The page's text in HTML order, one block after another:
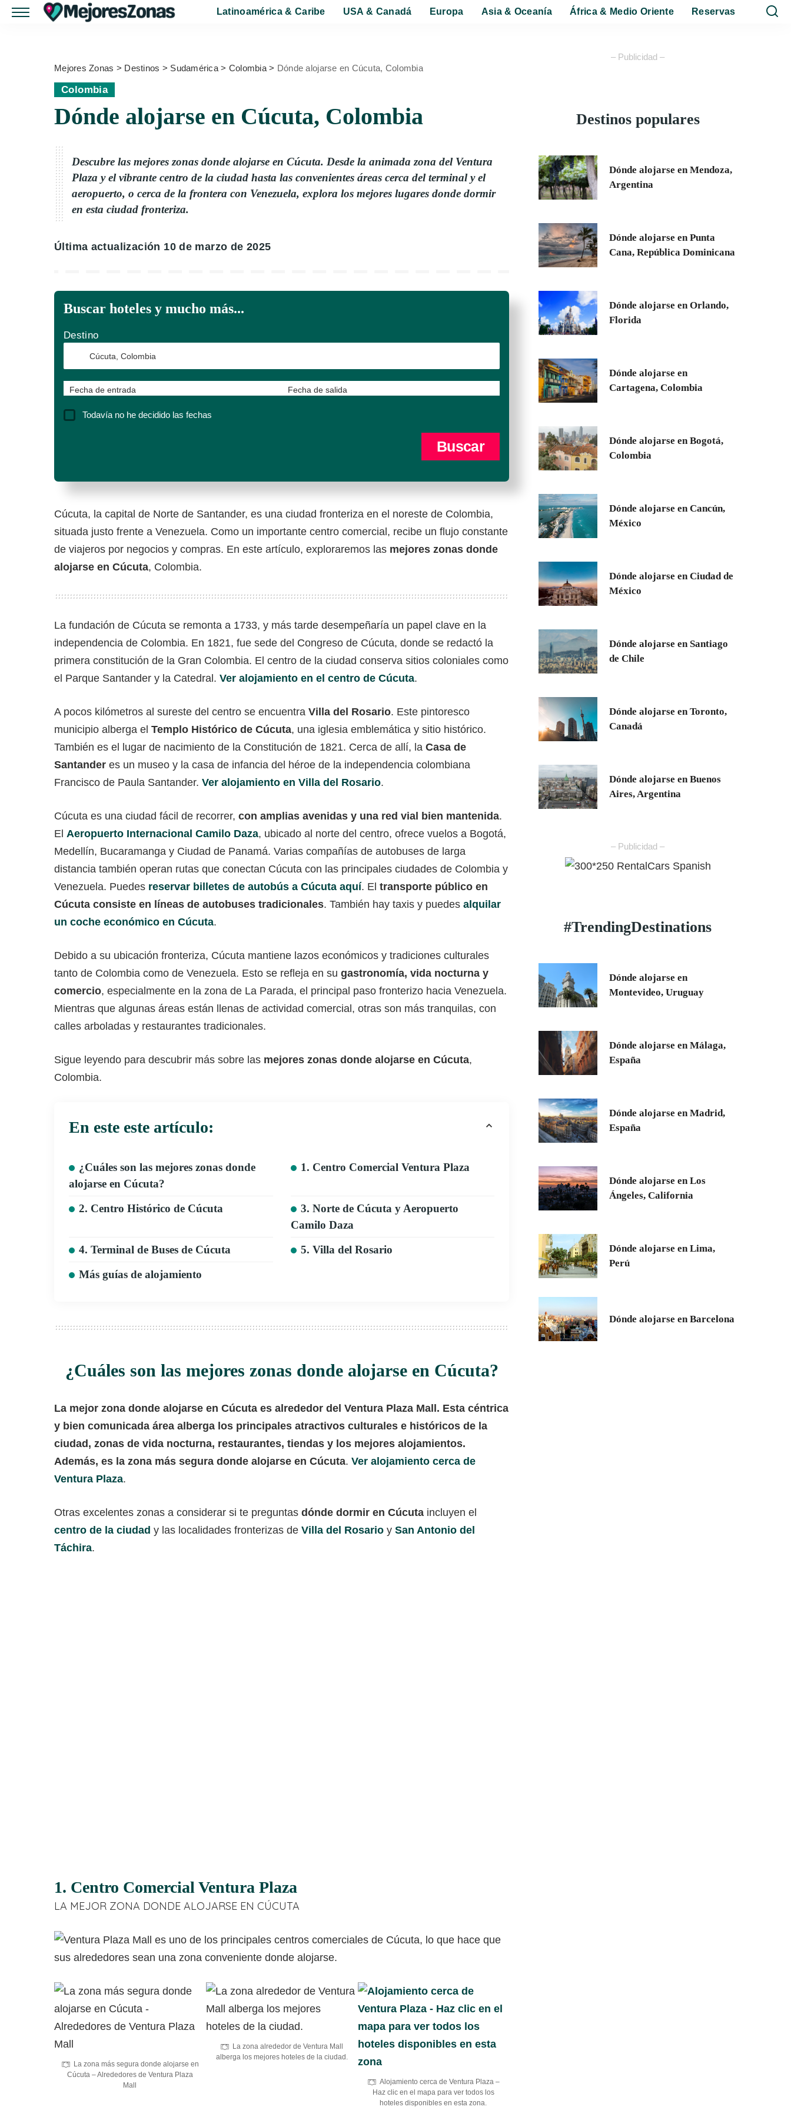
Latinoamérica & Caribe USA & Canadá Europa Asia & Oceanía África & Medio Oriente Reservas
Mejores Zonas > Destinos > Sudamérica > Colombia > Dónde alojarse en Cúcuta, Colombia
Colombia
Dónde alojarse en Cúcuta, Colombia
Descubre las mejores zonas donde alojarse en Cúcuta. Desde la animada zona del Ventura
Plaza y el vibrante centro de la ciudad hasta las convenientes áreas cerca del terminal y el
aeropuerto, o cerca de la frontera con Venezuela, explora los mejores lugares donde dormir
en esta ciudad fronteriza.
Última actualización 10 de marzo de 2025
Buscar hoteles y mucho más...
Destino
Fecha de entrada Fecha de salida
Todavía no he decidido las fechas
Cúcuta, la capital de Norte de Santander, es una ciudad fronteriza en el noreste de Colombia,
situada justo frente a Venezuela. Como un importante centro comercial, recibe un flujo constante
de viajeros por negocios y compras. En este artículo, exploraremos las mejores zonas donde
alojarse en Cúcuta, Colombia.
La fundación de Cúcuta se remonta a 1733, y más tarde desempeñaría un papel clave en la
independencia de Colombia. En 1821, fue sede del Congreso de Cúcuta, donde se redactó la
primera constitución de la Gran Colombia. El centro de la ciudad conserva sitios coloniales como
el Parque Santander y la Catedral. Ver alojamiento en el centro de Cúcuta.
A pocos kilómetros al sureste del centro se encuentra Villa del Rosario. Este pintoresco
municipio alberga el Templo Histórico de Cúcuta, una iglesia emblemática y sitio histórico.
También es el lugar de nacimiento de la Constitución de 1821. Cerca de allí, la Casa de
Santander es un museo y la casa de infancia del héroe de la independencia colombiana
Francisco de Paula Santander. Ver alojamiento en Villa del Rosario.
Cúcuta es una ciudad fácil de recorrer, con amplias avenidas y una red vial bien mantenida.
El Aeropuerto Internacional Camilo Daza, ubicado al norte del centro, ofrece vuelos a Bogotá,
Medellín, Bucaramanga y Ciudad de Panamá. Varias compañías de autobuses de larga
distancia también operan rutas que conectan Cúcuta con las principales ciudades de Colombia y
Venezuela. Puedes reservar billetes de autobús a Cúcuta aquí. El transporte público en
Cúcuta consiste en líneas de autobuses tradicionales. También hay taxis y puedes alquilar
un coche económico en Cúcuta.
Debido a su ubicación fronteriza, Cúcuta mantiene lazos económicos y tradiciones culturales
tanto de Colombia como de Venezuela. Esto se refleja en su gastronomía, vida nocturna y
comercio, especialmente en la zona de La Parada, el principal paso fronterizo hacia Venezuela.
Mientras que algunas áreas están llenas de actividad comercial, otras son más tranquilas, con
calles arboladas y restaurantes tradicionales.
Sigue leyendo para descubrir más sobre las mejores zonas donde alojarse en Cúcuta,
Colombia.
En este este artículo:
¿Cuáles son las mejores zonas donde
alojarse en Cúcuta?
1. Centro Comercial Ventura Plaza
2. Centro Histórico de Cúcuta
3. Norte de Cúcuta y Aeropuerto
Camilo Daza
4. Terminal de Buses de Cúcuta
5. Villa del Rosario
Más guías de alojamiento
¿Cuáles son las mejores zonas donde alojarse en Cúcuta?
La mejor zona donde alojarse en Cúcuta es alrededor del Ventura Plaza Mall. Esta céntrica
y bien comunicada área alberga los principales atractivos culturales e históricos de la
ciudad, zonas de vida nocturna, restaurantes, tiendas y los mejores alojamientos.
Además, es la zona más segura donde alojarse en Cúcuta. Ver alojamiento cerca de
Ventura Plaza.
Otras excelentes zonas a considerar si te preguntas dónde dormir en Cúcuta incluyen el
centro de la ciudad y las localidades fronterizas de Villa del Rosario y San Antonio del
Táchira.
1. Centro Comercial Ventura Plaza
LA MEJOR ZONA DONDE ALOJARSE EN CÚCUTA
La zona más segura donde alojarse en
Cúcuta – Alrededores de Ventura Plaza
Mall
La zona alrededor de Ventura Mall
alberga los mejores hoteles de la ciudad.
Alojamiento cerca de Ventura Plaza –
Haz clic en el mapa para ver todos los
hoteles disponibles en esta zona.
– Publicidad –
Destinos populares
Dónde alojarse en Mendoza,
Argentina
Dónde alojarse en Punta
Cana, República Dominicana
Dónde alojarse en Orlando,
Florida
Dónde alojarse en
Cartagena, Colombia
Dónde alojarse en Bogotá,
Colombia
Dónde alojarse en Cancún,
México
Dónde alojarse en Ciudad de
México
Dónde alojarse en Santiago
de Chile
Dónde alojarse en Toronto,
Canadá
Dónde alojarse en Buenos
Aires, Argentina
– Publicidad –
#TrendingDestinations
Dónde alojarse en
Montevideo, Uruguay
Dónde alojarse en Málaga,
España
Dónde alojarse en Madrid,
España
Dónde alojarse en Los
Ángeles, California
Dónde alojarse en Lima,
Perú
Dónde alojarse en Barcelona